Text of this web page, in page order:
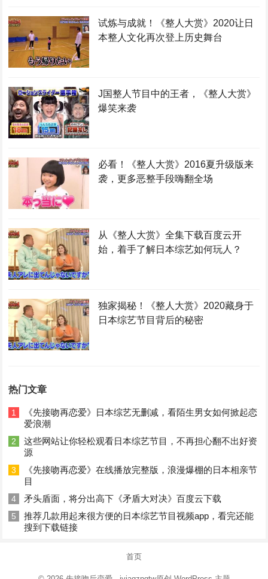
试炼与成就！《整人大赏》2020让日
本整人文化再次登上历史舞台
J国整人节目中的王者，《整人大赏》
爆笑来袭
必看！《整人大赏》2016夏升级版来
袭，更多恶整手段嗨翻全场
从《整人大赏》全集下载百度云开
始，着手了解日本综艺如何玩人？
独家揭秘！《整人大赏》2020藏身于
日本综艺节目背后的秘密
热门文章
1
《先接吻再恋爱》日本综艺无删减，看陌生男女如何掀起恋
爱浪潮
2
这些网站让你轻松观看日本综艺节目，不再担心翻不出好资
源
3
《先接吻再恋爱》在线播放完整版，浪漫爆棚的日本相亲节
目
4 矛头盾面，将分出高下《矛盾大对决》百度云下载
5
推荐几款用起来很方便的日本综艺节目视频app，看完还能
搜到下载链接
首页